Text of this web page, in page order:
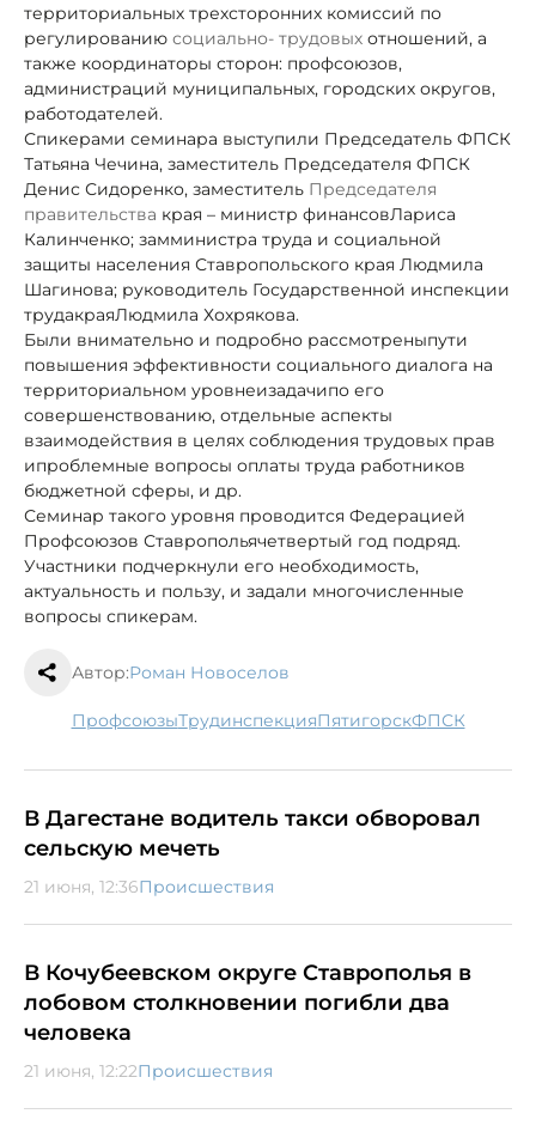
территориальных трехсторонних комиссий по
регулированию социально- трудовых отношений, а
также координаторы сторон: профсоюзов,
администраций муниципальных, городских округов,
работодателей.
Спикерами семинара выступили Председатель ФПСК
Татьяна Чечина, заместитель Председателя ФПСК
Денис Сидоренко, заместитель Председателя
правительства края – министр финансовЛариса
Калинченко; замминистра труда и социальной
защиты населения Ставропольского края Людмила
Шагинова; руководитель Государственной инспекции
трудакраяЛюдмила Хохрякова.
Были внимательно и подробно рассмотреныпути
повышения эффективности социального диалога на
территориальном уровнеизадачипо его
совершенствованию, отдельные аспекты
взаимодействия в целях соблюдения трудовых прав
ипроблемные вопросы оплаты труда работников
бюджетной сферы, и др.
Семинар такого уровня проводится Федерацией
Профсоюзов Ставропольячетвертый год подряд.
Участники подчеркнули его необходимость,
актуальность и пользу, и задали многочисленные
вопросы спикерам.
Автор:Роман Новоселов
профсоюзы трудинспекция Пятигорск ФПСК
В Дагестане водитель такси обворовал
сельскую мечеть
21 июня, 12:36Происшествия
В Кочубеевском округе Ставрополья в
лобовом столкновении погибли два
человека
21 июня, 12:22Происшествия